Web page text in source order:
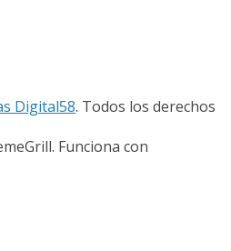
Digital58. Todos los derechos
Funciona con